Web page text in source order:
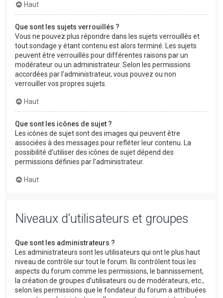
Haut
Que sont les sujets verrouillés ?
Vous ne pouvez plus répondre dans les sujets verrouillés et
tout sondage y étant contenu est alors terminé. Les sujets
peuvent être verrouillés pour différentes raisons par un
modérateur ou un administrateur. Selon les permissions
accordées par l’administrateur, vous pouvez ou non
verrouiller vos propres sujets.
Haut
Que sont les icônes de sujet ?
Les icônes de sujet sont des images qui peuvent être
associées à des messages pour refléter leur contenu. La
possibilité d’utiliser des icônes de sujet dépend des
permissions définies par l’administrateur.
Haut
Niveaux d’utilisateurs et groupes
Que sont les administrateurs ?
Les administrateurs sont les utilisateurs qui ont le plus haut
niveau de contrôle sur tout le forum. Ils contrôlent tous les
aspects du forum comme les permissions, le bannissement,
la création de groupes d’utilisateurs ou de modérateurs, etc.,
selon les permissions que le fondateur du forum a attribuées